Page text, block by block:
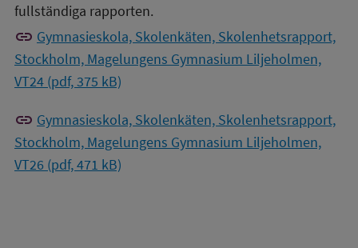
fullständiga rapporten.
link Gymnasieskola, Skolenkäten, Skolenhetsrapport,
Stockholm, Magelungens Gymnasium Liljeholmen,
VT24 (pdf, 375 kB)
link Gymnasieskola, Skolenkäten, Skolenhetsrapport,
Stockholm, Magelungens Gymnasium Liljeholmen,
VT26 (pdf, 471 kB)